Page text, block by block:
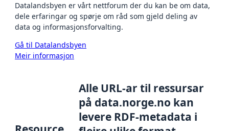
Datalandsbyen er vårt nettforum der du kan be om data,
dele erfaringar og spørje om råd som gjeld deling av
data og informasjonsforvalting.
Gå til Datalandsbyen
Meir informasjon
Alle URL-ar til ressursar
på data.norge.no kan
levere RDF-metadata i